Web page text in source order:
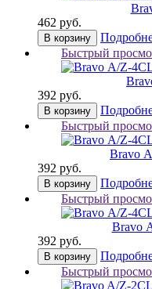
462 руб.
В корзину
Быстрый
392 руб.
В корзину
Быстрый
Bravo
392 руб.
В корзину
Быстрый
Bravo
392 руб.
В корзину
Быстрый